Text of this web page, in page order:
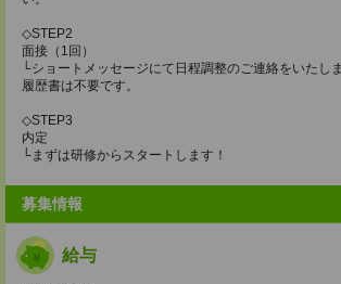
◇STEP2
面接（1回）
└ショートメッセージにて日程調整のご連絡をいたしま
履歴書は不要です。
◇STEP3
内定
└まずは研修からスタートします！
募集情報
給与